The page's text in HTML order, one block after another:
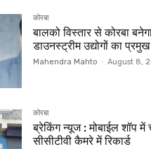
कोरबा
बालको विस्तार से कोरबा
डाउनस्ट्रीम उद्योगों का
Mahendra Mahto - August 8,
कोरबा
ब्रेकिंग न्यूज : मोबाईल शॉप में
सीसीटीवी कैमरे में रिकार्ड